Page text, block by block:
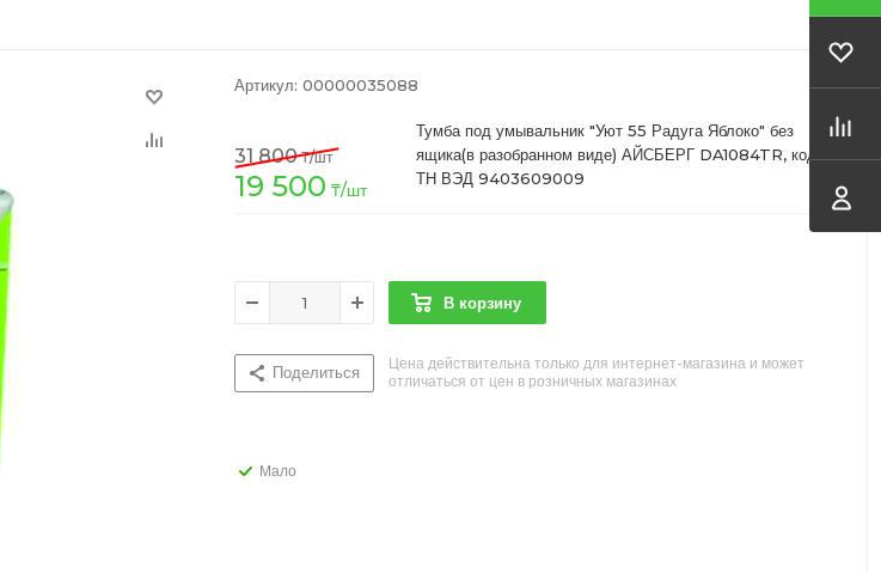
Артикул: 00000035088
Тумба под умывальник "Уют 55 Радуга Яблоко" без
ящика(в разобранном виде) АЙСБЕРГ DA1084TR, код
ТН ВЭД 9403609009
19 500 ₸/шт
31 800₸/шт
Мало
В корзину
Поделиться
Цена действительна только для интернет-магазина и может
отличаться от цен в розничных магазинах